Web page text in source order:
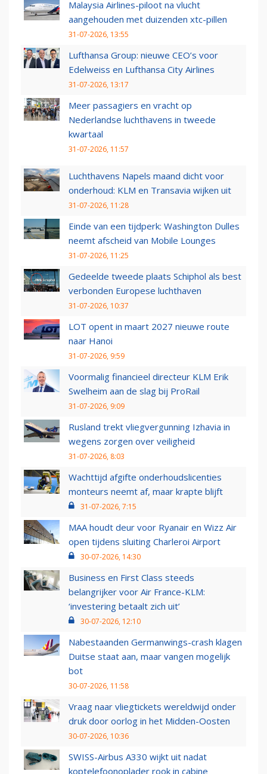
Malaysia Airlines-piloot na vlucht
aangehouden met duizenden xtc-pillen
31-07-2026, 13:55
Lufthansa Group: nieuwe CEO’s voor
Edelweiss en Lufthansa City Airlines
31-07-2026, 13:17
Meer passagiers en vracht op
Nederlandse luchthavens in tweede
kwartaal
31-07-2026, 11:57
Luchthavens Napels maand dicht voor
onderhoud: KLM en Transavia wijken uit
31-07-2026, 11:28
Einde van een tijdperk: Washington Dulles
neemt afscheid van Mobile Lounges
31-07-2026, 11:25
Gedeelde tweede plaats Schiphol als best
verbonden Europese luchthaven
31-07-2026, 10:37
LOT opent in maart 2027 nieuwe route
naar Hanoi
31-07-2026, 9:59
Voormalig financieel directeur KLM Erik
Swelheim aan de slag bij ProRail
31-07-2026, 9:09
Rusland trekt vliegvergunning Izhavia in
wegens zorgen over veiligheid
31-07-2026, 8:03
Wachttijd afgifte onderhoudslicenties
monteurs neemt af, maar krapte blijft
31-07-2026, 7:15
MAA houdt deur voor Ryanair en Wizz Air
open tijdens sluiting Charleroi Airport
30-07-2026, 14:30
Business en First Class steeds
belangrijker voor Air France-KLM:
‘investering betaalt zich uit’
30-07-2026, 12:10
Nabestaanden Germanwings-crash klagen
Duitse staat aan, maar vangen mogelijk
bot
30-07-2026, 11:58
Vraag naar vliegtickets wereldwijd onder
druk door oorlog in het Midden-Oosten
30-07-2026, 10:36
SWISS-Airbus A330 wijkt uit nadat
koptelefoonoplader rook in cabine